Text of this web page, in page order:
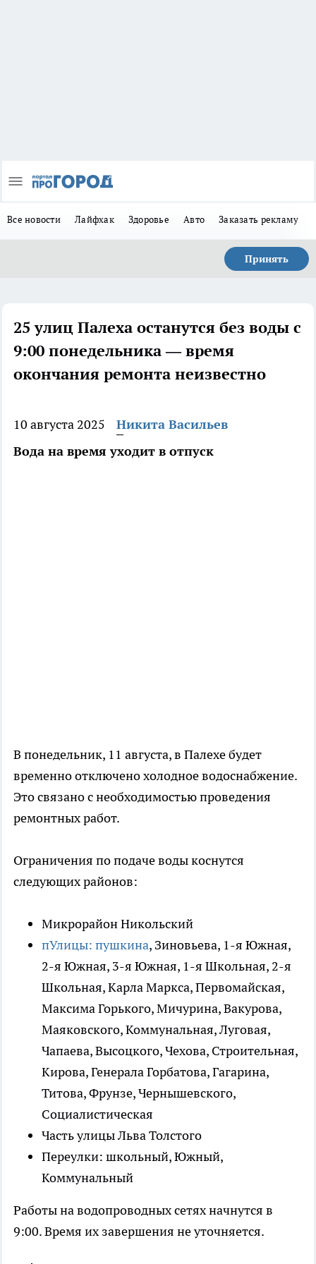
Все новости Лайфхак Здоровье Авто Заказать рекламу
Принять
25 улиц Палеха останутся без воды с
9:00 понедельника — время
окончания ремонта неизвестно
10 августа 2025
Никита Васильев
Вода на время уходит в отпуск
В понедельник, 11 августа, в Палехе будет
временно отключено холодное водоснабжение.
Это связано с необходимостью проведения
ремонтных работ.
Ограничения по подаче воды коснутся
следующих районов:
Микрорайон Никольский
пУлицы: пушкина, Зиновьева, 1-я Южная,
2-я Южная, 3-я Южная, 1-я Школьная, 2-я
Школьная, Карла Маркса, Первомайская,
Максима Горького, Мичурина, Вакурова,
Маяковского, Коммунальная, Луговая,
Чапаева, Высоцкого, Чехова, Строительная,
Кирова, Генерала Горбатова, Гагарина,
Титова, Фрунзе, Чернышевского,
Социалистическая
Часть улицы Льва Толстого
Переулки: школьный, Южный,
Коммунальный
Работы на водопроводных сетях начнутся в
9:00. Время их завершения не уточняется.